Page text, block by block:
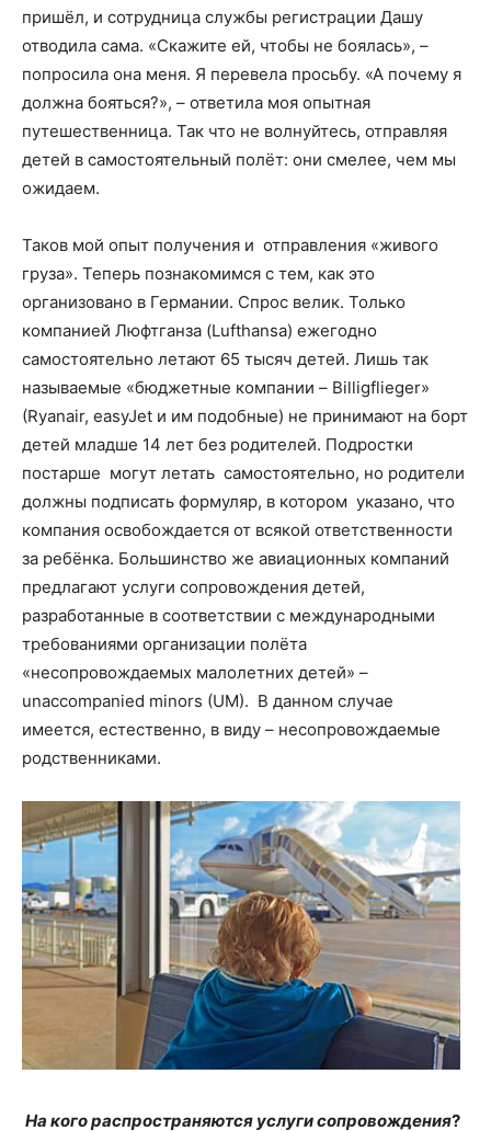
пришёл, и сотрудница службы регистрации Дашу
отводила сама. «Скажите ей, чтобы не боялась», –
попросила она меня. Я перевела просьбу. «А почему я
должна бояться?», – ответила моя опытная
путешественница. Так что не волнуйтесь, отправляя
детей в самостоятельный полёт: они смелее, чем мы
ожидаем.
Таков мой опыт получения и отправления «живого
груза». Теперь познакомимся с тем, как это
организовано в Германии. Спрос велик. Только
компанией Люфтганза (Lufthansa) ежегодно
самостоятельно летают 65 тысяч детей. Лишь так
называемые «бюджетные компании – Billigflieger»
(Ryanair, easyJet и им подобные) не принимают на борт
детей младше 14 лет без родителей. Подростки
постарше могут летать самостоятельно, но родители
должны подписать формуляр, в котором указано, что
компания освобождается от всякой ответственности
за ребёнка. Большинство же авиационных компаний
предлагают услуги сопровождения детей,
разработанные в соответствии с международными
требованиями организации полёта
«несопровождаемых малолетних детей» –
unaccompanied minors (UM). В данном случае
имеется, естественно, в виду – несопровождаемые
родственниками.
На кого распространяются услуги сопровождения?